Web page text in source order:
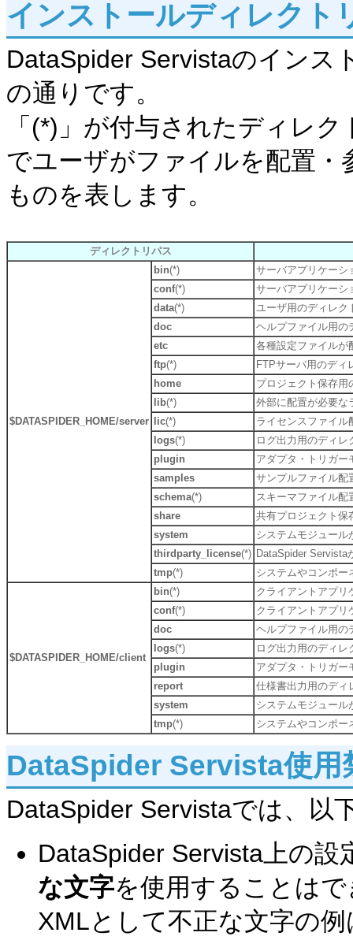
インストールディレクト
DataSpider Servistaのインス
の通りです。
「(*)」が付与されたディレ
でユーザがファイルを配置
ものを表します。
ディレクトリパス
$DATASPIDER_HOME/server
bin(*)
サーバアプリケーシ
conf(*)
サーバアプリケーシ
data(*)
ユーザ用のディレク
doc
ヘルプファイル用の
etc
各種設定ファイルが
ftp(*)
FTPサーバ用のディ
home
プロジェクト保存用
lib(*)
外部に配置が必要な
lic(*)
ライセンスファイル
logs(*)
ログ出力用のディレ
plugin
アダプタ・トリガー
samples
サンプルファイル配
schema(*)
スキーマファイル配
share
共有プロジェクト保
system
システムモジュール
thirdparty_license(*) DataSpider Servista
tmp(*) システムやコンポー
$DATASPIDER_HOME/client
bin(*)
クライアントアプリ
conf(*)
クライアントアプリ
doc
ヘルプファイル用の
logs(*)
ログ出力用のディレ
plugin
アダプタ・トリガー
report
仕様書出力用のディ
system
システムモジュール
tmp(*) システムやコンポー
DataSpider Servista使用
DataSpider Servistaでは、以
DataSpider Servista上の設
な文字を使用することは
XMLとして不正な文字の